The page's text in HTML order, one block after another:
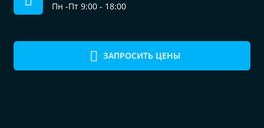
ЗАПРОСИТЬ ЦЕНЫ
Пн -Пт 9:00 - 18:00